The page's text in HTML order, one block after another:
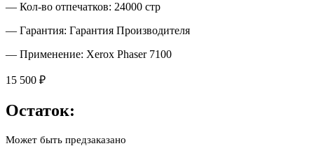
— Кол-во отпечатков: 24000 стр
— Гарантия: Гарантия Производителя
— Применение: Xerox Phaser 7100
15 500 ₽
Остаток:
Может быть предзаказано